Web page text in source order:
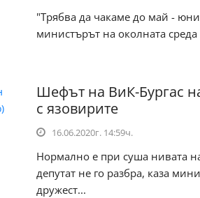
"Трябва да чакаме до май -
министърът на околната
Шефът на ВиК-Бургас
с язовирите
16.06.2020г. 14:59ч.
Нормално е при суша нивата
депутат не го разбра, каза
дружест...